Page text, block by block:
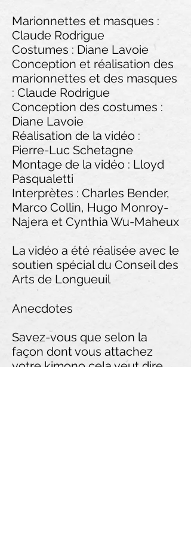
Marionnettes et masques :
Claude Rodrigue
Costumes : Diane Lavoie
Conception et réalisation des
marionnettes et des masques
: Claude Rodrigue
Conception des costumes :
Diane Lavoie
Réalisation de la vidéo :
Pierre-Luc Schetagne
Montage de la vidéo : Lloyd
Pasqualetti
Interprètes : Charles Bender,
Marco Collin, Hugo Monroy-
Najera et Cynthia Wu-Maheux
La vidéo a été réalisée avec le
soutien spécial du Conseil des
Arts de Longueuil
Anecdotes
Savez-vous que selon la
façon dont vous attachez
votre kimono cela veut dire